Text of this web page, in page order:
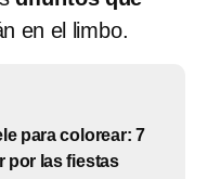
en el limbo.
para colorear: 7
por las fiestas